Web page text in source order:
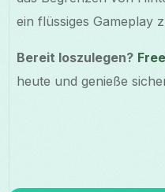
ein flüssiges Gameplay
Bereit loszulegen?
heute und genieße